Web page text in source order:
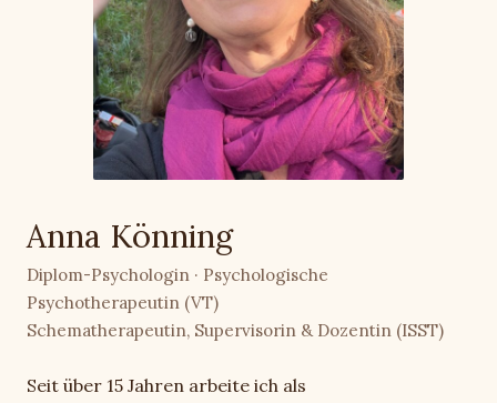
Anna Könning
Diplom-Psychologin · Psychologische
Psychotherapeutin (VT)
Schematherapeutin, Supervisorin & Dozentin (ISST)
Seit über 15 Jahren arbeite ich als